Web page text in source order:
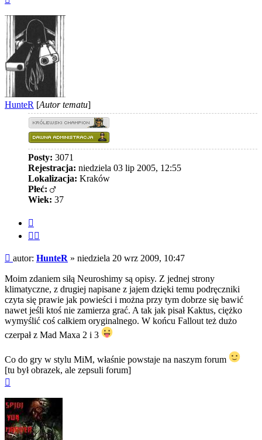
HunteR [Autor tematu]
Posty: 3071
Rejestracja: niedziela 03 lip 2005, 12:55
Lokalizacja: Kraków
Płeć:
Wiek: 37
Post
autor: HunteR » niedziela 20 wrz 2009, 10:47
Moim zdaniem siłą Neuroshimy są opisy. Z jednej strony
klimatyczne, z drugiej napisane z jajem dzięki temu podręczniki
czyta się prawie jak powieści i można przy tym dobrze się bawić
nawet jeśli ktoś nie zamierza grać. A tak jak pisał Kaktus, ciężko
wymyślić coś całkiem oryginalnego. W końcu Fallout też dużo
czerpał z Mad Maxa 2 i 3
Co do gry w stylu MiM, właśnie powstaje na naszym forum
[tu był obrazek, ale zepsuli forum]